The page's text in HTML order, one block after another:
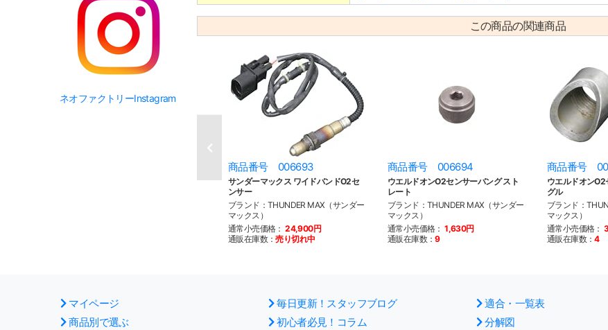
ネオファクトリーInstagram
この商品の関連商品
商品番号 006693
サンダーマックス ワイドバンドO2セ
ンサー
ブランド：THUNDER MAX（サンダー
マックス）
通常小売価格： 24,900円
通販在庫数：売り切れ中
商品番号 006694
ウエルドオンO2センサーバング スト
レート
ブランド：THUNDER MAX（サンダー
マックス）
通常小売価格： 1,630円
通販在庫数：9
商品番号
ウエルドオン
グル
ブランド：
マックス）
通常小売価格：
通販在庫数：4
マイページ
商品別で選ぶ
毎日更新！スタッフブログ
初心者必見！コラム
適合・一覧表
分解図